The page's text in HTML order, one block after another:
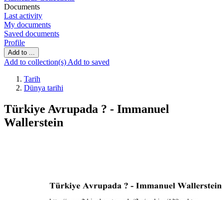
Documents
Last activity
My documents
Saved documents
Profile
Add to ...
Add to collection(s) Add to saved
Tarih
Dünya tarihi
Türkiye Avrupada ? - Immanuel
Wallerstein